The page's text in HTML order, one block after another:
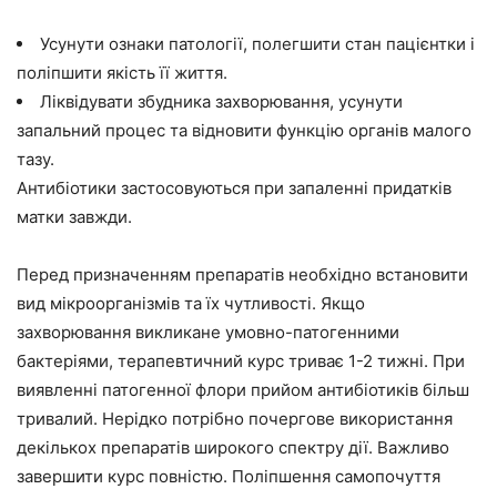
Усунути ознаки патології, полегшити стан пацієнтки і
поліпшити якість її життя.
Ліквідувати збудника захворювання, усунути
запальний процес та відновити функцію органів малого
тазу.
Антибіотики застосовуються при запаленні придатків
матки завжди.
Перед призначенням препаратів необхідно встановити
вид мікроорганізмів та їх чутливості. Якщо
захворювання викликане умовно-патогенними
бактеріями, терапевтичний курс триває 1-2 тижні. При
виявленні патогенної флори прийом антибіотиків більш
тривалий. Нерідко потрібно почергове використання
декількох препаратів широкого спектру дії. Важливо
завершити курс повністю. Поліпшення самопочуття